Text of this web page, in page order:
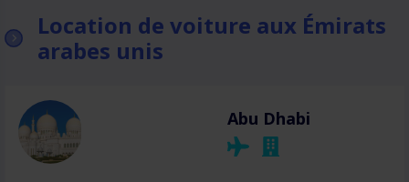
Location de voiture aux Émirats
arabes unis
Abu Dhabi